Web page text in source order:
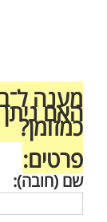
מענה
האם
כמזומן?
פרטים:
שם (חובה):